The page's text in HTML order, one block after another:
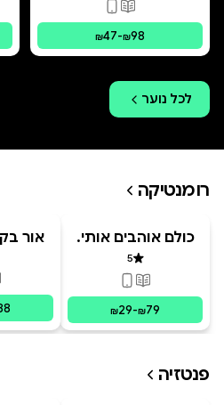
פורמטים זמינים
₪47-₪98
לכל נוער
רומנטיקה
כולם אוהבים אותי.
מרחוק
5
דירוג 5 מתוך 5
פורמטים זמינים
₪29-₪79
אור
פנטזיה